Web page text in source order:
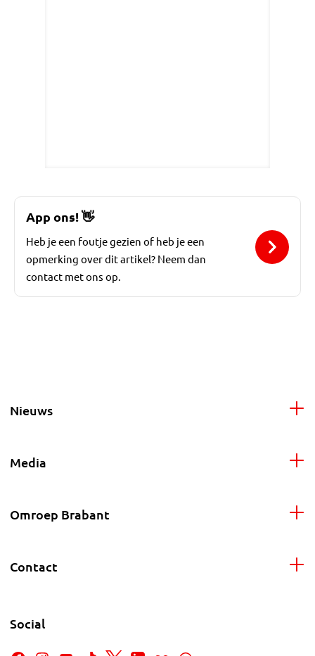
App ons!👋
Heb je een foutje gezien of heb je een
opmerking over dit artikel? Neem dan
contact met ons op.
Nieuws
Media
Omroep Brabant
Contact
Social